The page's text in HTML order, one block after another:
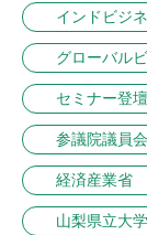
インドビジ
グローバル
セミナー登壇
参議院議員
経済産業省
山梨県立大学